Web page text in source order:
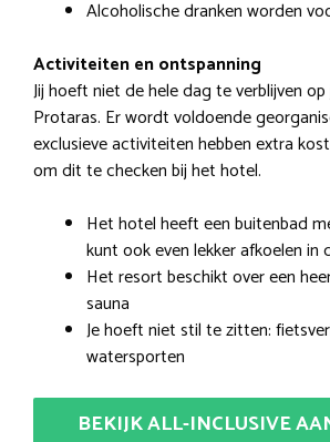
Alcoholische dranken worden
Activiteiten en ontspanning
Jij hoeft niet de hele dag te verblijven
Protaras. Er wordt voldoende
exclusieve activiteiten hebben extra
om dit te checken bij het hotel.
Het hotel heeft een buitenbad
kunt ook even lekker afkoelen in
Het resort beschikt over een
sauna
Je hoeft niet stil te zitten:
watersporten
BEKIJK ALL-INCLUSIVE